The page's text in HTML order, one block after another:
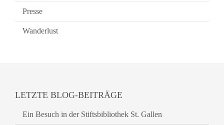
Presse
Wanderlust
LETZTE BLOG-BEITRÄGE
Ein Besuch in der Stiftsbibliothek St. Gallen